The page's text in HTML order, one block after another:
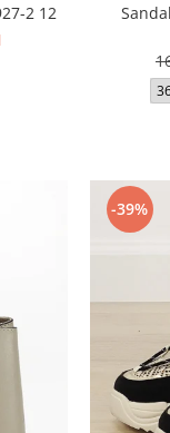
2 12
-39%